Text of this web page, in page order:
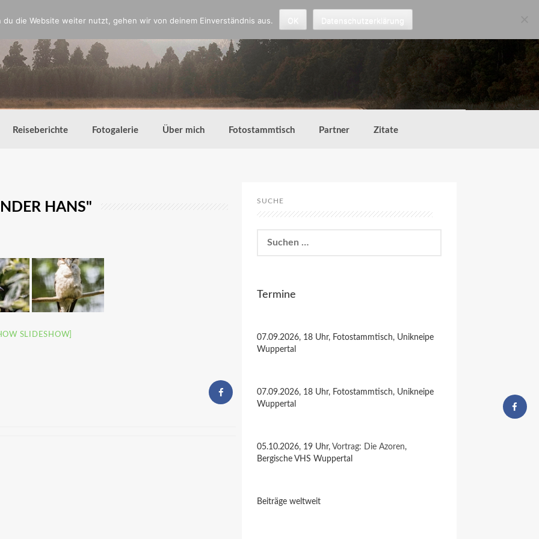
Reiseberichte Fotogalerie Über mich Fotostammtisch Partner Zitate
HANS"
SLIDESHOW]
SUCHE
nach:
Termine
07.09.2026, 18 Uhr, Fotostammtisch, Unikneipe
Wuppertal
07.09.2026, 18 Uhr, Fotostammtisch, Unikneipe
Wuppertal
05.10.2026, 19 Uhr, Vortrag: Die Azoren,
Bergische VHS Wuppertal
Beiträge weltweit
die Website weiter nutzt, gehen wir von deinem Einverständnis aus.